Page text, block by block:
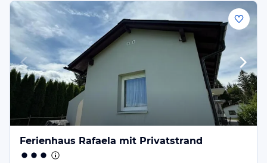
Ferienhaus Rafaela mit Privatstrand